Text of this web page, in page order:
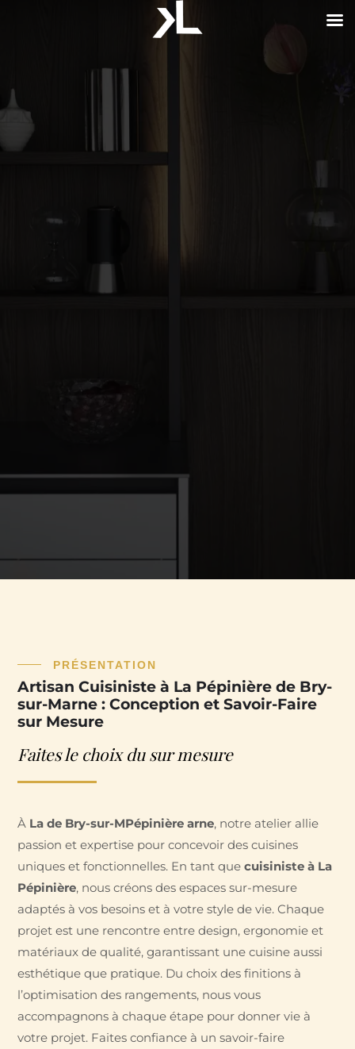
CUISINISTE
PÉPINIÈRE
PRÉSENTATION
Artisan Cuisiniste à La Pépinière de Bry-
sur-Marne : Conception et Savoir-Faire
sur Mesure
Faites le choix du sur mesure
À La de Bry-sur-MPépinièrearne, notre atelier allie
passion et expertise pour concevoir des cuisines
uniques et fonctionnelles. En tant quecuisiniste à La
Pépinière, nous créons des espaces sur-mesure
adaptés à vos besoins et à votre style de vie. Chaque
projet est une rencontre entre design, ergonomie et
matériaux de qualité, garantissant une cuisine aussi
esthétique que pratique. Du choix des finitions à
l’optimisation des rangements, nous vous
accompagnons à chaque étape pour donner vie à
votre projet. Faites confiance à un savoir-faire